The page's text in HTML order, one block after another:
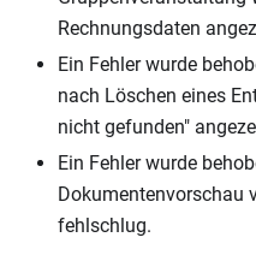
Rechnungsdaten
Ein Fehler wurde
nach Löschen eines
nicht gefunden"
Ein Fehler wurde
Dokumentenvorschau
fehlschlug.